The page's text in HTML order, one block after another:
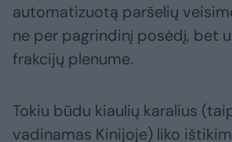
automatizuotą paršelių
ne per pagrindinį posėdį, bet
frakcijų plenume.
Tokiu būdu kiaulių karalius
vadinamas Kinijoje) liko